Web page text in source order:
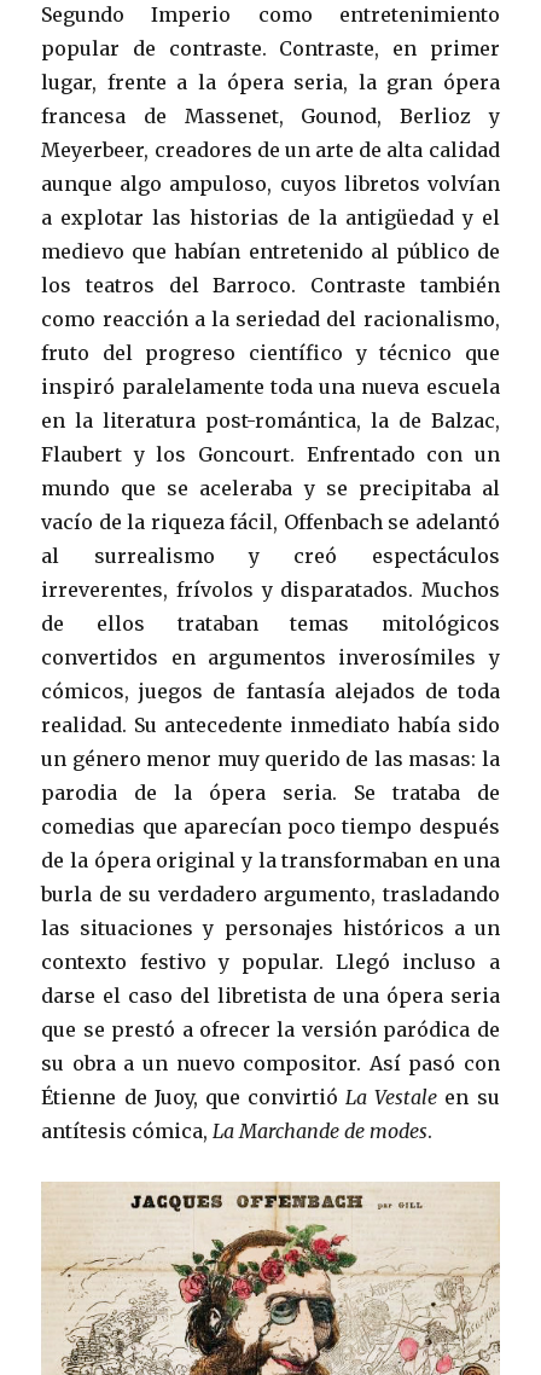
Segundo Imperio como entretenimiento
popular de contraste. Contraste, en primer
lugar, frente a la ópera seria, la gran ópera
francesa de Massenet, Gounod, Berlioz y
Meyerbeer, creadores de un arte de alta calidad
aunque algo ampuloso, cuyos libretos volvían
a explotar las historias de la antigüedad y el
medievo que habían entretenido al público de
los teatros del Barroco. Contraste también
como reacción a la seriedad del racionalismo,
fruto del progreso científico y técnico que
inspiró paralelamente toda una nueva escuela
en la literatura post-romántica, la de Balzac,
Flaubert y los Goncourt. Enfrentado con un
mundo que se aceleraba y se precipitaba al
vacío de la riqueza fácil, Offenbach se adelantó
al surrealismo y creó espectáculos
irreverentes, frívolos y disparatados. Muchos
de ellos trataban temas mitológicos
convertidos en argumentos inverosímiles y
cómicos, juegos de fantasía alejados de toda
realidad. Su antecedente inmediato había sido
un género menor muy querido de las masas: la
parodia de la ópera seria. Se trataba de
comedias que aparecían poco tiempo después
de la ópera original y la transformaban en una
burla de su verdadero argumento, trasladando
las situaciones y personajes históricos a un
contexto festivo y popular. Llegó incluso a
darse el caso del libretista de una ópera seria
que se prestó a ofrecer la versión paródica de
su obra a un nuevo compositor. Así pasó con
Étienne de Juoy, que convirtió La Vestale en su
antítesis cómica, La Marchande de modes.